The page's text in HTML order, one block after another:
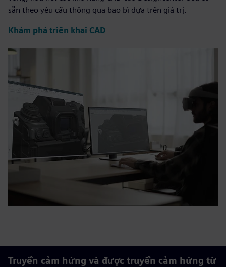
sẵn theo yêu cầu thông qua bao bì dựa trên giá trị.
Khám phá triển khai CAD
Truyền cảm hứng và được truyền cảm hứng từ